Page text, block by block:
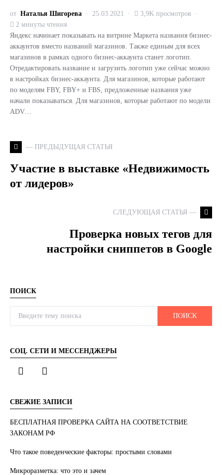
от Наталья Шигорева 25.03.2021
3,9K просмотров
2 минуты чтения
Яндекс начинает показывать на витрине Маркета названия бизнес-
аккаунтов вместо названий магазинов. Также единым для всех
магазинов в рамках одного бизнес-аккаунта станет логотип.
Отредактировать название и загрузить логотип уже сейчас можно
в настройках бизнес-аккаунта. Для магазинов, которые работают
по моделям FBY, FBY+ и FBS, предложенные названия уже
начали показываться. Для магазинов, которые работают по модели
ADV…
— ПРЕДЫДУЩАЯ СТАТЬЯ
Участие в выставке «Недвижимость
от лидеров»
СЛЕДУЮЩАЯ СТАТЬЯ —
Проверка новых тегов для
настройки сниппетов в Google
ПОИСК
ПОИСК
СОЦ. СЕТИ И МЕССЕНДЖЕРЫ
СВЕЖИЕ ЗАПИСИ
БЕСПЛАТНАЯ ПРОВЕРКА САЙТА НА СООТВЕТСТВИЕ
ЗАКОНАМ РФ
Что такое поведенческие факторы: простыми словами
Микроразметка: что это и зачем